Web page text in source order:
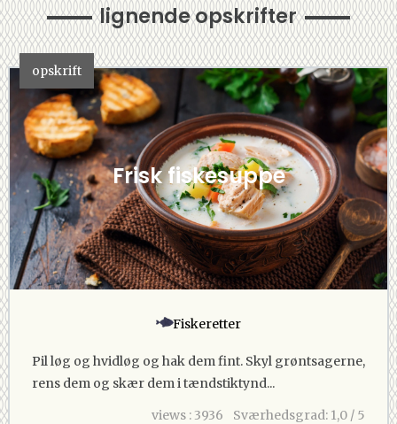
lignende opskrifter
opskrift
Frisk fiskesuppe
Fiskeretter
Pil løg og hvidløg og hak dem fint. Skyl grøntsagerne,
rens dem og skær dem i tændstiktynd...
Sværhedsgrad: 1,0 / 5
views : 3936